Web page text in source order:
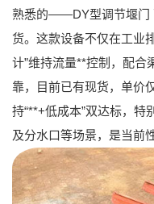
熟悉的——DY型调节堰
货。这款设备不仅在工业
计”维持流量**控制，配合
靠，目前已有现货， 单价
持“**+低成本”双达标，特
及分水口等场景，是当前